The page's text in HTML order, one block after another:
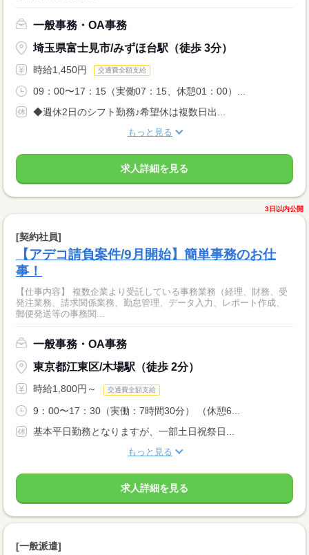
一般事務・OA事務
埼玉県富士見市/みずほ台駅（徒歩 3分）
時給1,450円 交通費全額支給
09：00〜17：15（実働07：15、休憩01：00）...
◆週休2日のシフト勤務♪希望休は複数日出...
もっと見る
求人詳細を見る
3日以内公開
[契約社員]
【アデコ請負案件/9月開始】簡単事務のお仕
事！
【仕事内容】 複数企業より受託している事務業務（経理、財務、受
発注業務、請求関係業務、勤怠管理、データ入力、レポート作成、
郵便発送等の事務関...
一般事務・OA事務
東京都江東区/木場駅（徒歩 2分）
時給1,800円～ 交通費全額支給
9：00〜17：30（実働：7時間30分） （休憩6...
基本平日勤務となりますが、一部土日祝祭日...
もっと見る
求人詳細を見る
[一般派遣]